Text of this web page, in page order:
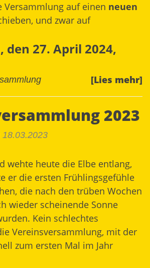
Versammlung auf einen neuen
und zwar auf
den 27. April 2024,
[Lies mehr]
2023
18.03.2023
wehte heute die Elbe entlang,
er die ersten Frühlingsgefühle
die nach den trüben Wochen
wieder scheinende Sonne
Kein schlechtes
Vereinsversammlung, mit der
zum ersten Mal im Jahr